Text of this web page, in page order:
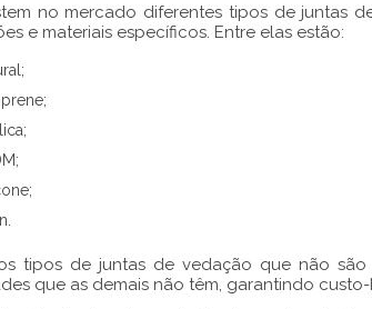
no mercado diferentes tipos de juntas
e materiais específicos. Entre elas estão:
tipos de juntas de vedação que não
que as demais não têm, garantindo